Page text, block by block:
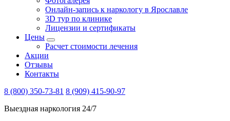
Онлайн-запись к наркологу в Ярославле
3D тур по клинике
Лицензии и сертификаты
Цены
Расчет стоимости лечения
Акции
Отзывы
Контакты
8 (800) 350-73-81 8 (909) 415-90-97
Выездная наркология 24/7